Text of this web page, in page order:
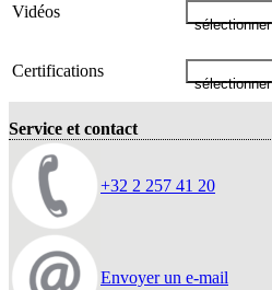
Vidéos
sélectionner
Certifications
sélectionner
Service et contact
+32 2 257 41 20
Envoyer un e-mail